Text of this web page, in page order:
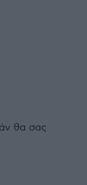
θα σας